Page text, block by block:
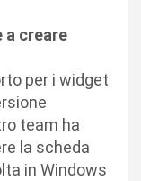
a creare
per i widget
team ha
la scheda
in Windows